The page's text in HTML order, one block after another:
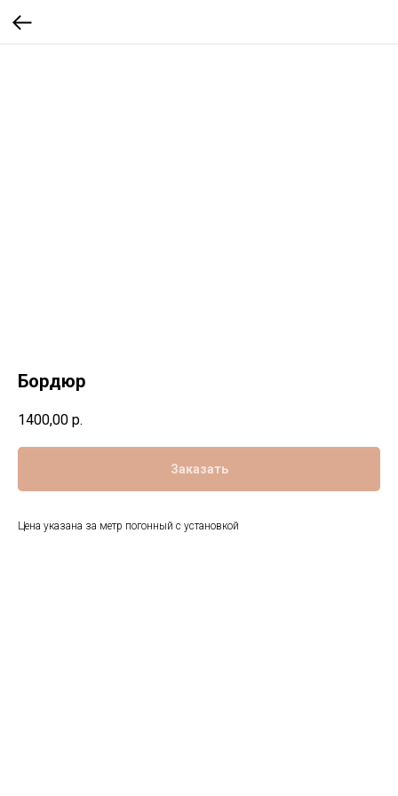
Бордюр
1400,00 р.
Заказать
Цена указана за метр погонный с установкой